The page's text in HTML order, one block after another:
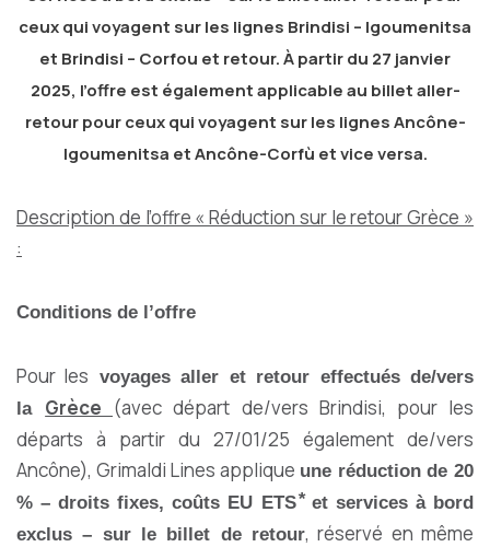
ceux qui voyagent sur les lignes Brindisi – Igoumenitsa
et Brindisi – Corfou et retour. À partir du 27 janvier
2025, l’offre est également applicable au billet aller-
retour pour ceux qui voyagent sur les lignes Ancône-
Igoumenitsa et Ancône-Corfù et vice versa.
Description de l’offre « Réduction sur le retour Grèce »
:
Conditions de l’offre
Pour les voyages aller et retour effectués de/vers
la Grèce (avec départ de/vers Brindisi, pour les
départs à partir du 27/01/25 également de/vers
Ancône), Grimaldi Lines applique une réduction de 20
% – droits fixes, coûts EU ETS ⃰ et services à bord
exclus – sur le billet de retour, réservé en même